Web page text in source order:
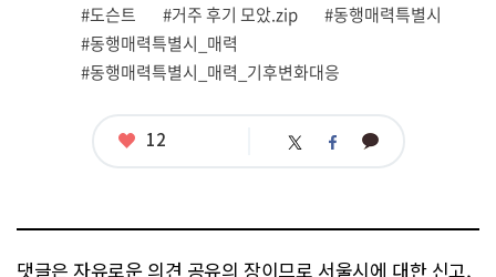
#도슨트
#거주 후기 모았.zip
#동행매력특별시
#동행매력특별시_매력
#동행매력특별시_매력_기후변화대응
좋
12 트 페 카
댓글은 자유로운 의견 공유의 장이므로 서울시에 대한 신고,